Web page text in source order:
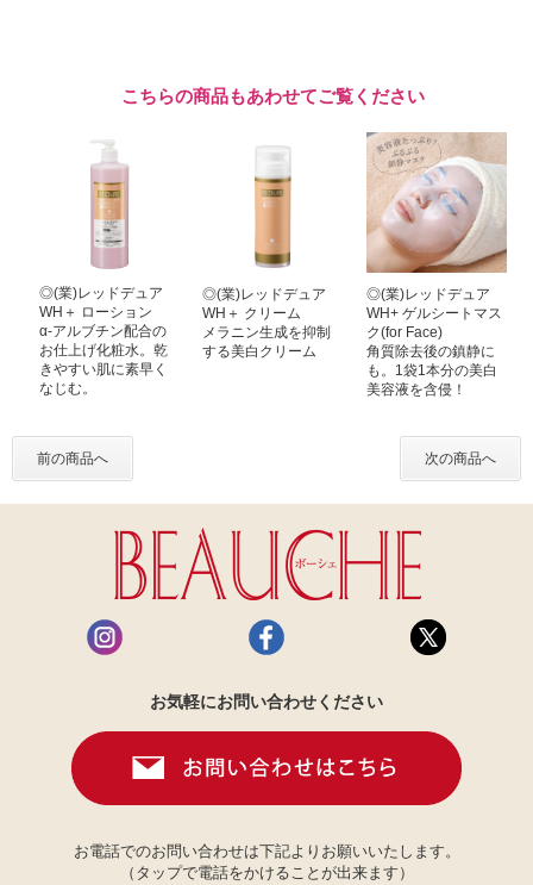
こちらの商品もあわせてご覧ください
◎(業)レッドデュア
WH＋ ローション
α-アルブチン配合の
お仕上げ化粧水。乾
きやすい肌に素早く
なじむ。
◎(業)レッドデュア
WH＋ クリーム
メラニン生成を抑制
する美白クリーム
◎(業)レッドデュア
WH+ ゲルシートマス
ク(for Face)
角質除去後の鎮静に
も。1袋1本分の美白
美容液を含侵！
前の商品へ 次の商品へ
お気軽にお問い合わせください
お電話でのお問い合わせは下記よりお願いいたします。
（タップで電話をかけることが出来ます）